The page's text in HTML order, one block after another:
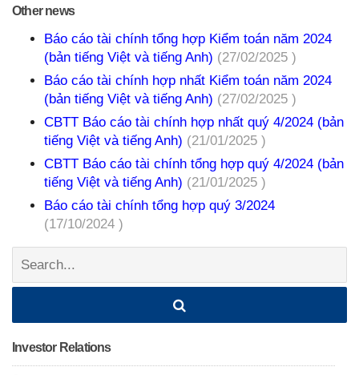
Other news
Báo cáo tài chính tổng hợp Kiểm toán năm 2024
(bản tiếng Việt và tiếng Anh) (27/02/2025 )
Báo cáo tài chính hợp nhất Kiểm toán năm 2024
(bản tiếng Việt và tiếng Anh) (27/02/2025 )
CBTT Báo cáo tài chính hợp nhất quý 4/2024 (bản
tiếng Việt và tiếng Anh) (21/01/2025 )
CBTT Báo cáo tài chính tổng hợp quý 4/2024 (bản
tiếng Việt và tiếng Anh) (21/01/2025 )
Báo cáo tài chính tổng hợp quý 3/2024
(17/10/2024 )
Search:
Investor Relations